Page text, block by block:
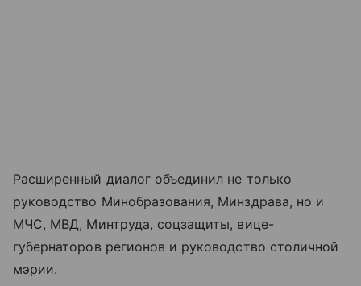
Расширенный диалог объединил не только
руководство Минобразования, Минздрава, но и
МЧС, МВД, Минтруда, соцзащиты, вице-
губернаторов регионов и руководство столичной
мэрии.